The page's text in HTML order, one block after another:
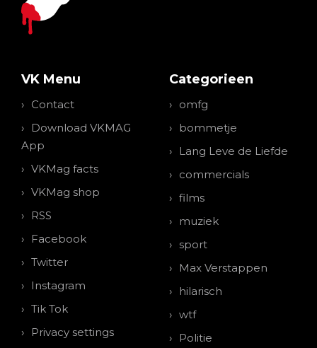
VK Menu
Contact
Download VKMAG
App
VKMag facts
VKMag shop
RSS
Facebook
Twitter
Instagram
Tik Tok
Privacy settings
Categorieen
omfg
bommetje
Lang Leve de Liefde
commercials
films
muziek
sport
Max Verstappen
hilarisch
wtf
Politie